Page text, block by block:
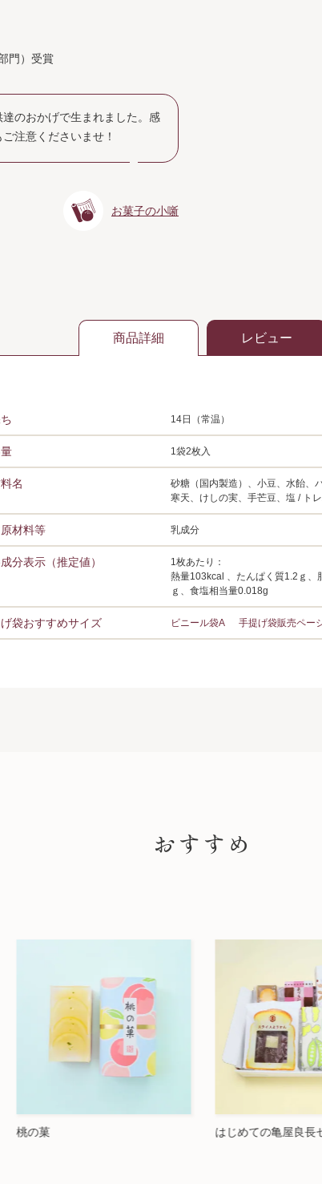
門）受賞
のおかげで生まれました。感
注意くださいませ！
お菓子の小噺
商品詳細 レビュー
14日（常温）
1袋2枚入
名
砂糖（国内製造）、小豆、水飴、
寒天、けしの実、手芒豆、塩 / ト
材料等 乳成分
分表示（推定値）
1枚あたり：
熱量103kcal 、たんぱく質1.2ｇ、
ｇ、食塩相当量0.018g
袋おすすめサイズ ビニール袋A 手提げ袋販売ペー
おすすめ
はじめての亀屋良長セット 烏羽玉 6個入